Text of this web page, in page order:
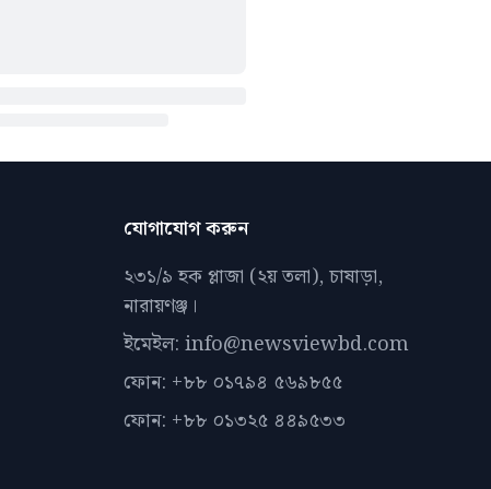
যোগাযোগ করুন
২৩১/৯ হক প্লাজা (২য় তলা), চাষাড়া,
নারায়ণঞ্জ।
ইমেইল: info@newsviewbd.com
ফোন: +৮৮ ০১৭৯৪ ৫৬৯৮৫৫
ফোন: +৮৮ ০১৩২৫ ৪৪৯৫৩৩